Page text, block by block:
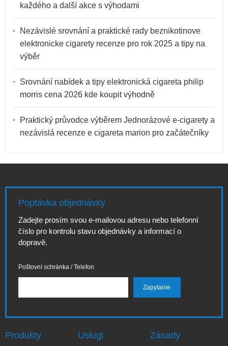
každého a další akce s výhodami
Nezávislé srovnání a praktické rady beznikotinove
elektronicke cigarety recenze pro rok 2025 a tipy na
výběr
Srovnání nabídek a tipy elektronická cigareta philip
morris cena 2026 kde koupit výhodně
Praktický průvodce výběrem Jednorázové e-cigarety a
nezávislá recenze e cigareta marion pro začátečníky
Poptávka objednávky
Zadejte prosím svou e-mailovou adresu nebo telefonní
číslo pro kontrolu stavu objednávky a informací o
dopravě.
Poštovní schránka / Telefon
Produkty Usługi Zásady